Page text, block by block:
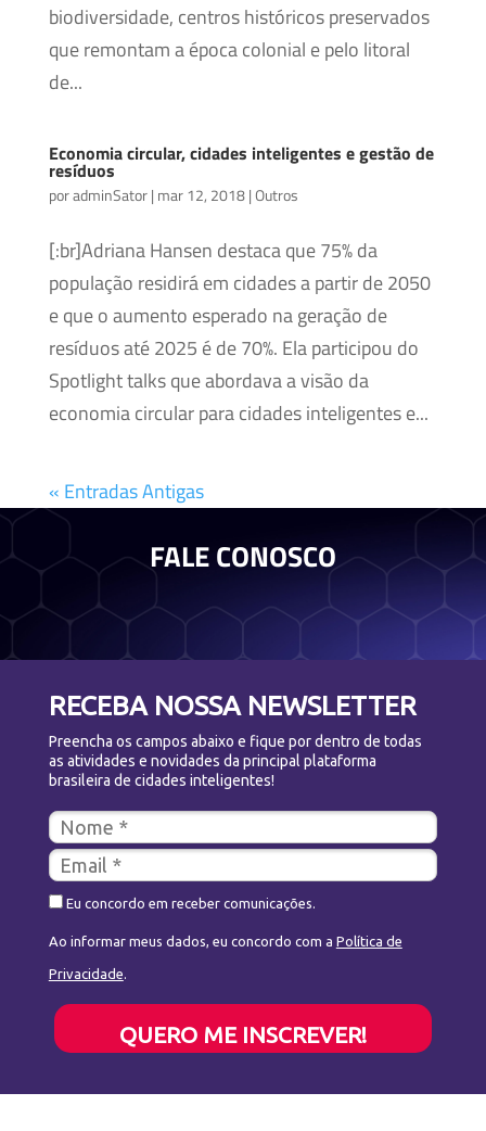
biodiversidade, centros históricos preservados
que remontam a época colonial e pelo litoral
de...
Economia circular, cidades inteligentes e gestão de
resíduos
poradminSator| mar 12, 2018|Outros
[:br]Adriana Hansen destaca que 75% da
população residirá em cidades a partir de 2050
e que o aumento esperado na geração de
resíduos até 2025 é de 70%. Ela participou do
Spotlight talks que abordava a visão da
economia circular para cidades inteligentes e...
« Entradas Antigas
FALE CONOSCO
RECEBA NOSSA NEWSLETTER
Preencha os campos abaixo e fique por dentro de todas
as atividades e novidades da principal plataforma
brasileira de cidades inteligentes!
Eu concordo em receber comunicações.
Ao informar meus dados, eu concordo com a Política de
Privacidade.
QUERO ME INSCREVER!